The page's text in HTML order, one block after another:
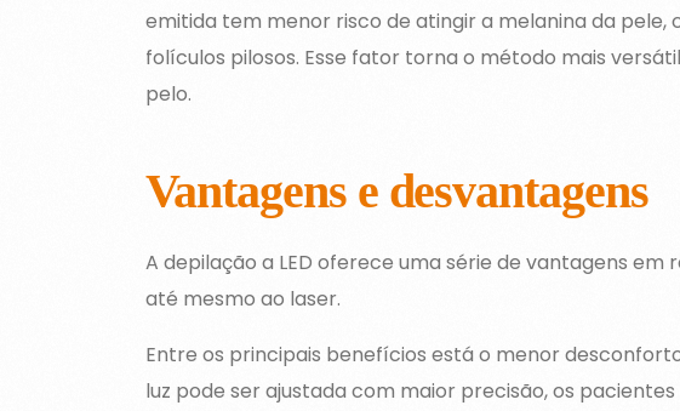
emitida tem menor risco de atingir a melanina da
folículos pilosos. Esse fator torna o método mais
pelo.
Vantagens e desvantagens
A depilação a LED oferece uma série de vantagens
até mesmo ao laser.
Entre os principais benefícios está o menor
luz pode ser ajustada com maior precisão, os